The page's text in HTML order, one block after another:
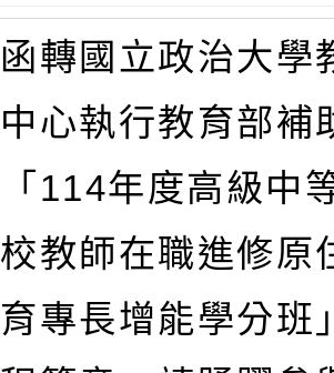
函轉國立政治大學
中心執行教育部補
「114年度高級中
校教師在職進修原
育專長增能學分班